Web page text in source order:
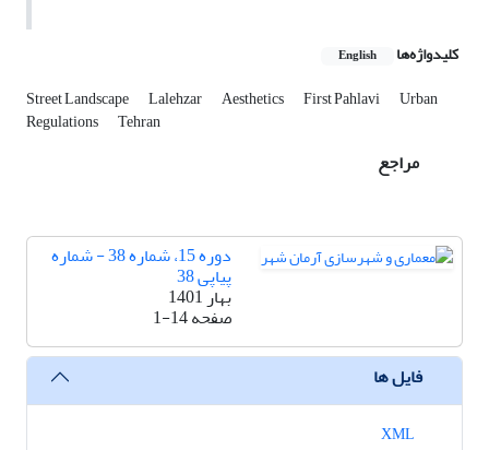
کلیدواژه‌ها English
Street Landscape Lalehzar Aesthetics First Pahlavi Urban
Regulations Tehran
مراجع
دوره 15، شماره 38 - شماره
پیاپی 38
بهار 1401
صفحه1-14
فایل ها